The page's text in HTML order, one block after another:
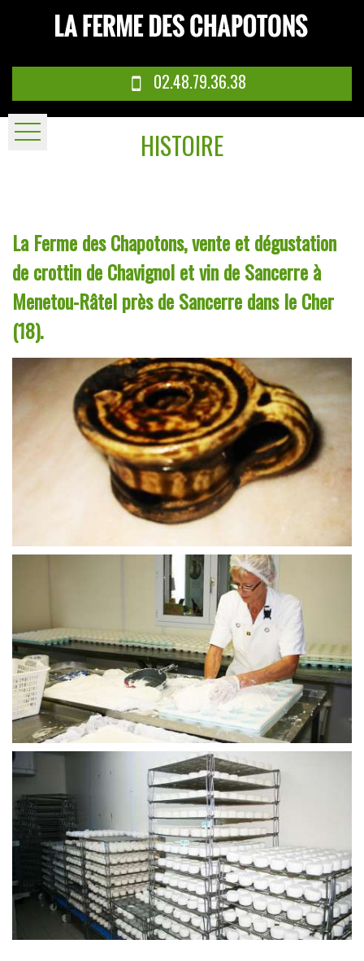
02.48.79.36.38
La Ferme des Chapotons, vente et dégustation
de crottin de Chavignol et vin de Sancerre à
Menetou-Râtel près de Sancerre dans le Cher
(18).
HISTOIRE